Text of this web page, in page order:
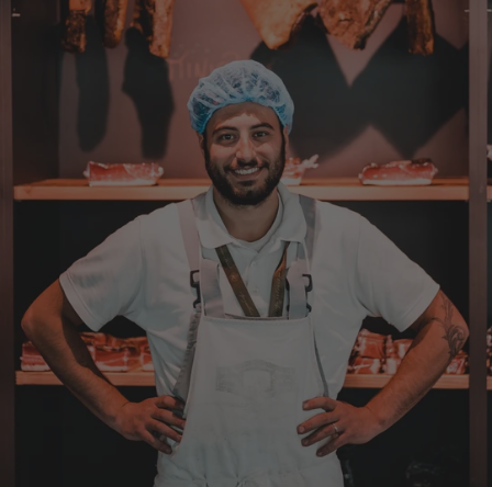
ebenso. Ich bleib dabei.
8.8.2026
Verifizierter Kunde
Schnelle Lieferung.Sehr zufrieden.Danke.
8.8.2026
Alle Bewertungen Lesen